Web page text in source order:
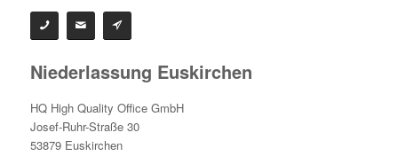
Niederlassung Euskirchen
HQ High Quality Office GmbH
Josef-Ruhr-Straße 30
53879 Euskirchen